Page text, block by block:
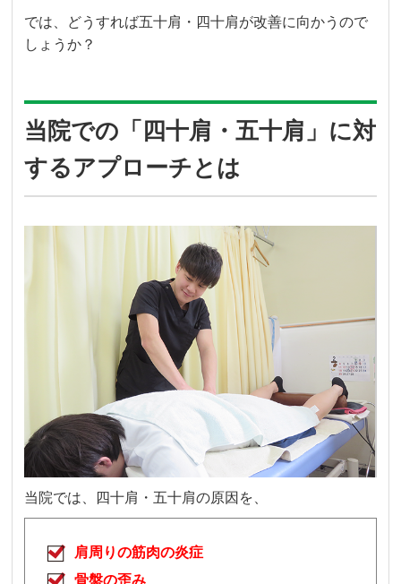
では、どうすれば五十肩・四十肩が改善に向かうので
しょうか？
当院での「四十肩・五十肩」に対
するアプローチとは
当院では、四十肩・五十肩の原因を、
肩周りの筋肉の炎症
骨盤の歪み